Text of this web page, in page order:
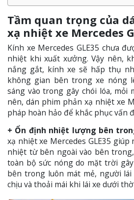
Tầm quan trọng của
xạ nhiệt xe Mercedes
Kính xe Mercedes GLE35 chưa
nhiệt khi xuất xưởng. Vậy nên,
nắng gắt, kính xe sẽ hấp thụ
không gian bên trong xe nóng
sáng vào trong gây chói lóa, mỏi
nên, dán phim phản xạ nhiệt xe
pháp hoàn hảo để khắc phục vấn
+ Ổn định nhiệt lượng bên
xạ nhiệt xe Mercedes GLE35
nhiệt từ bên ngoài vào bên
toàn bộ sức nóng do mặt trời
bên trong luôn mát mẻ, người
chịu và thoải mái khi lái xe dưới